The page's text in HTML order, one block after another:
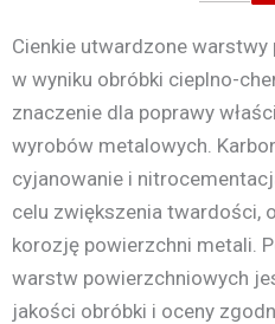
Cienkie utwardzone
w wyniku obróbki cieplno-
znaczenie dla poprawy
wyrobów metalowych.
cyjanowanie i
celu zwiększenia twardości,
korozję powierzchni metali.
warstw powierzchniowych
jakości obróbki i oceny